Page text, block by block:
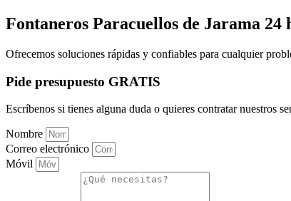
Fontaneros Paracuellos de Jarama 24
Ofrecemos soluciones rápidas y confiables para cualquier
Pide presupuesto GRATIS
Escríbenos si tienes alguna duda o quieres contratar nuestros
Nombre
Correo electrónico
Móvil